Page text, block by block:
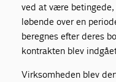
ved at være
løbende over en
beregnes efter deres
kontrakten blev
Virksomheden blev